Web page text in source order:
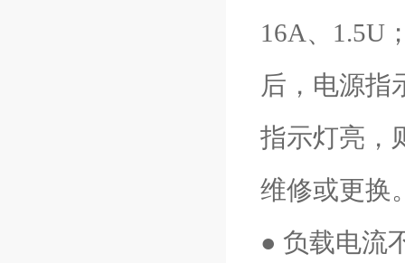
16A、1.5U
后，电源指
指示灯亮，
维修或更换
● 负载电流